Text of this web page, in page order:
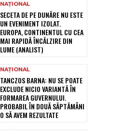
NAȚIONAL
SECETA DE PE DUNĂRE NU ESTE
UN EVENIMENT IZOLAT.
EUROPA, CONTINENTUL CU CEA
MAI RAPIDĂ ÎNCĂLZIRE DIN
LUME (ANALIST)
NAȚIONAL
TANCZOS BARNA: NU SE POATE
EXCLUDE NICIO VARIANTĂ ÎN
FORMAREA GUVERNULUI.
PROBABIL ÎN DOUĂ SĂPTĂMÂNI
O SĂ AVEM REZULTATE